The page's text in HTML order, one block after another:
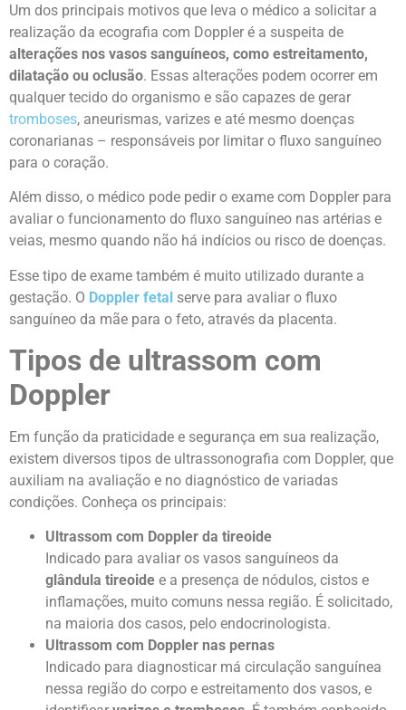
Um dos principais motivos que leva o médico a solicitar a
realização da ecografia com Doppler é a suspeita de
alterações nos vasos sanguíneos, como estreitamento,
dilatação ou oclusão. Essas alterações podem ocorrer em
qualquer tecido do organismo e são capazes de gerar
tromboses, aneurismas, varizes e até mesmo doenças
coronarianas – responsáveis por limitar o fluxo sanguíneo
para o coração.
Além disso, o médico pode pedir o exame com Doppler para
avaliar o funcionamento do fluxo sanguíneo nas artérias e
veias, mesmo quando não há indícios ou risco de doenças.
Esse tipo de exame também é muito utilizado durante a
gestação. O Doppler fetal serve para avaliar o fluxo
sanguíneo da mãe para o feto, através da placenta.
Tipos de ultrassom com
Doppler
Em função da praticidade e segurança em sua realização,
existem diversos tipos de ultrassonografia com Doppler, que
auxiliam na avaliação e no diagnóstico de variadas
condições. Conheça os principais:
Ultrassom com Doppler da tireoide
Indicado para avaliar os vasos sanguíneos da
glândula tireoide e a presença de nódulos, cistos e
inflamações, muito comuns nessa região. É solicitado,
na maioria dos casos, pelo endocrinologista.
Ultrassom com Doppler nas pernas
Indicado para diagnosticar má circulação sanguínea
nessa região do corpo e estreitamento dos vasos, e